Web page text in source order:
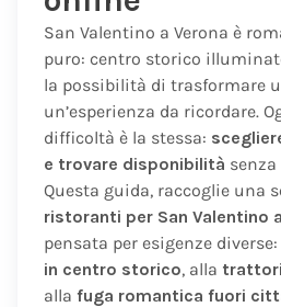
San Valentino a Verona è
puro: centro storico
la possibilità di trasformare
un’esperienza da ricordare.
difficoltà è la stessa:
e trovare disponibilità senza
Questa guida, raccoglie una
ristoranti per San Valentino
pensata per esigenze
in centro storico, alla
alla fuga romantica fuori